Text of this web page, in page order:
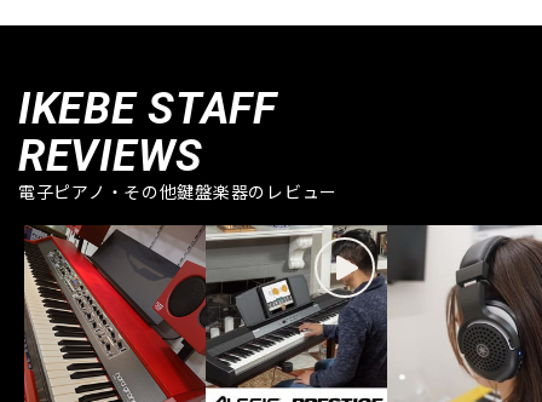
IKEBE STAFF
REVIEWS
電子ピアノ・その他鍵盤楽器のレビュー